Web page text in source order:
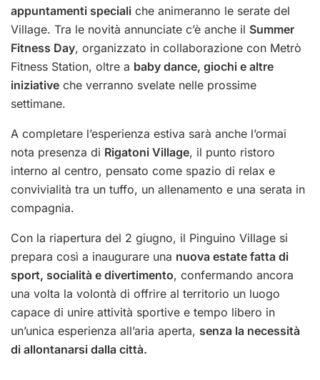
appuntamenti speciali che animeranno le serate del
Village. Tra le novità annunciate c’è anche il Summer
Fitness Day, organizzato in collaborazione con Metrò
Fitness Station, oltre a baby dance, giochi e altre
iniziative che verranno svelate nelle prossime
settimane.
A completare l’esperienza estiva sarà anche l’ormai
nota presenza di Rigatoni Village, il punto ristoro
interno al centro, pensato come spazio di relax e
convivialità tra un tuffo, un allenamento e una serata in
compagnia.
Con la riapertura del 2 giugno, il Pinguino Village si
prepara così a inaugurare una nuova estate fatta di
sport, socialità e divertimento, confermando ancora
una volta la volontà di offrire al territorio un luogo
capace di unire attività sportive e tempo libero in
un’unica esperienza all’aria aperta, senza la necessità
di allontanarsi dalla città.